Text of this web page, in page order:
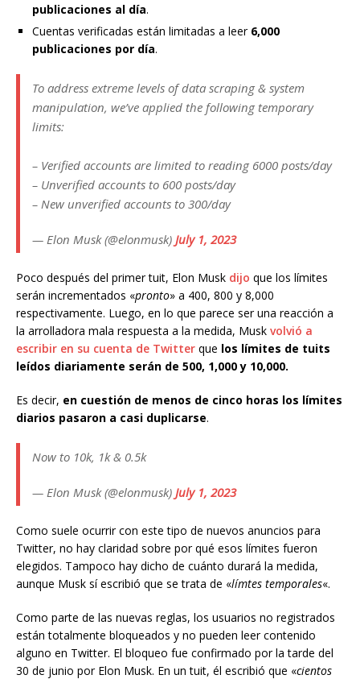
publicaciones al día.
Cuentas verificadas están limitadas a leer 6,000
publicaciones por día.
To address extreme levels of data scraping & system
manipulation, we’ve applied the following temporary
limits:
– Verified accounts are limited to reading 6000 posts/day
– Unverified accounts to 600 posts/day
– New unverified accounts to 300/day
— Elon Musk (@elonmusk) July 1, 2023
Poco después del primer tuit, Elon Musk dijo que los límites
serán incrementados «pronto» a 400, 800 y 8,000
respectivamente. Luego, en lo que parece ser una reacción a
la arrolladora mala respuesta a la medida, Musk volvió a
escribir en su cuenta de Twitter que los límites de tuits
leídos diariamente serán de 500, 1,000 y 10,000.
Es decir, en cuestión de menos de cinco horas los límites
diarios pasaron a casi duplicarse.
Now to 10k, 1k & 0.5k
— Elon Musk (@elonmusk) July 1, 2023
Como suele ocurrir con este tipo de nuevos anuncios para
Twitter, no hay claridad sobre por qué esos límites fueron
elegidos. Tampoco hay dicho de cuánto durará la medida,
aunque Musk sí escribió que se trata de «límtes temporales«.
Como parte de las nuevas reglas, los usuarios no registrados
están totalmente bloqueados y no pueden leer contenido
alguno en Twitter. El bloqueo fue confirmado por la tarde del
30 de junio por Elon Musk. En un tuit, él escribió que «cientos